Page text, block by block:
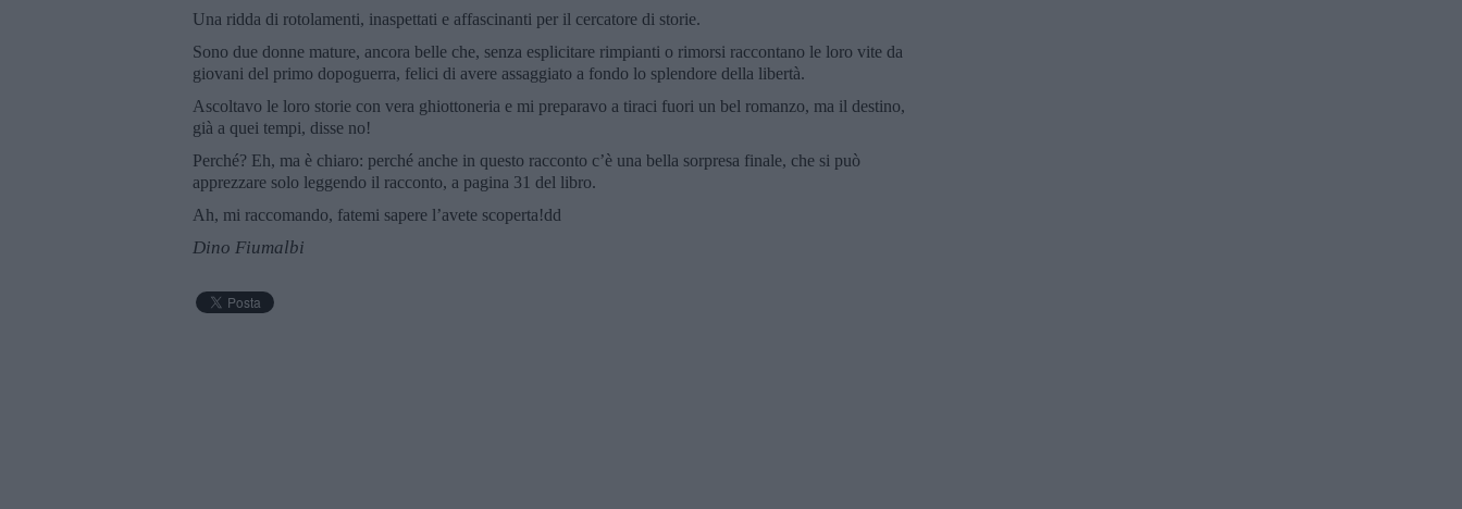
Una ridda di rotolamenti, inaspettati e affascinanti per il cercatore di storie.
Sono due donne mature, ancora belle che, senza esplicitare rimpianti o rimorsi raccontano le loro vite da
giovani del primo dopoguerra, felici di avere assaggiato a fondo lo splendore della libertà.
Ascoltavo le loro storie con vera ghiottoneria e mi preparavo a tiraci fuori un bel romanzo, ma il destino,
già a quei tempi, disse no!
Perché? Eh, ma è chiaro: perché anche in questo racconto c’è una bella sorpresa finale, che si può
apprezzare solo leggendo il racconto, a pagina 31 del libro.
Ah, mi raccomando, fatemi sapere l’avete scoperta!dd
Dino Fiumalbi